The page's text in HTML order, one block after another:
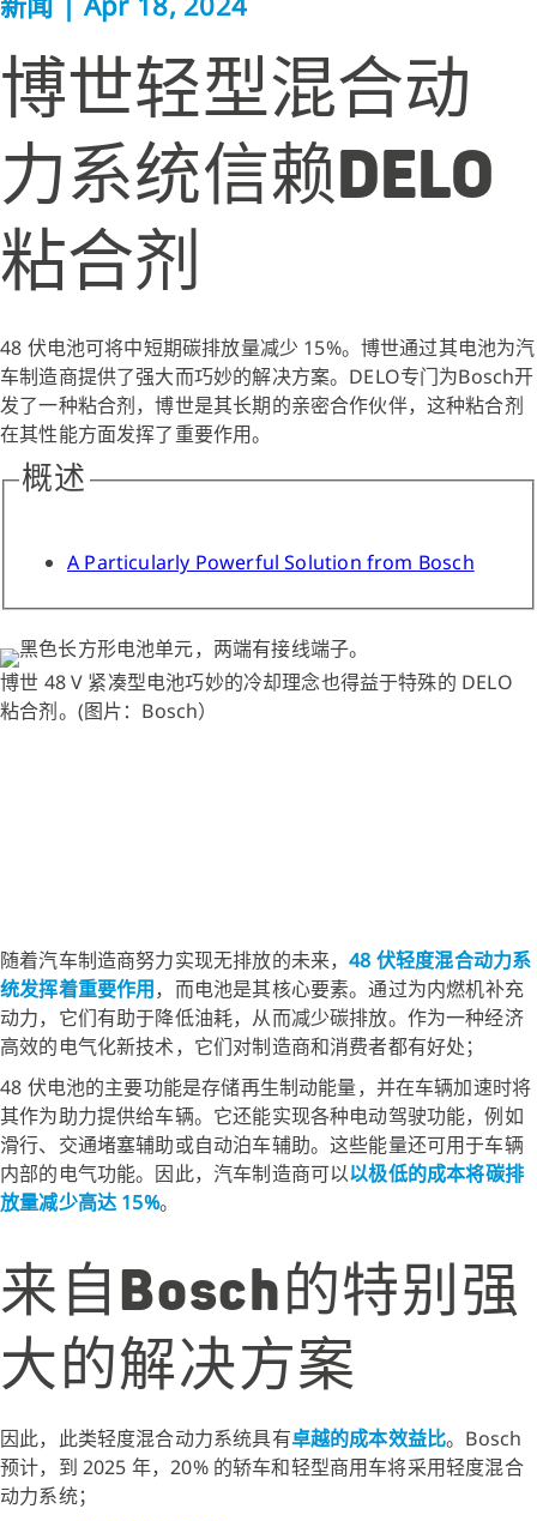
博世轻型混合动
力系统信赖DELO
粘合剂
48 伏电池可将中短期碳排放量减少 15%。博世通过其电池为汽
车制造商提供了强大而巧妙的解决方案。DELO专门为Bosch开
发了一种粘合剂，博世是其长期的亲密合作伙伴，这种粘合剂
在其性能方面发挥了重要作用。
概述
A Particularly Powerful Solution from Bosch
博世 48 V 紧凑型电池巧妙的冷却理念也得益于特殊的 DELO
粘合剂。(图片：Bosch）
随着汽车制造商努力实现无排放的未来，48 伏轻度混合动力系
统发挥着重要作用，而电池是其核心要素。通过为内燃机补充
动力，它们有助于降低油耗，从而减少碳排放。作为一种经济
高效的电气化新技术，它们对制造商和消费者都有好处；
48 伏电池的主要功能是存储再生制动能量，并在车辆加速时将
其作为助力提供给车辆。它还能实现各种电动驾驶功能，例如
滑行、交通堵塞辅助或自动泊车辅助。这些能量还可用于车辆
内部的电气功能。因此，汽车制造商可以以极低的成本将碳排
放量减少高达 15%。
来自Bosch的特别强
大的解决方案
因此，此类轻度混合动力系统具有卓越的成本效益比。Bosch
预计，到 2025 年，20% 的轿车和轻型商用车将采用轻度混合
动力系统；